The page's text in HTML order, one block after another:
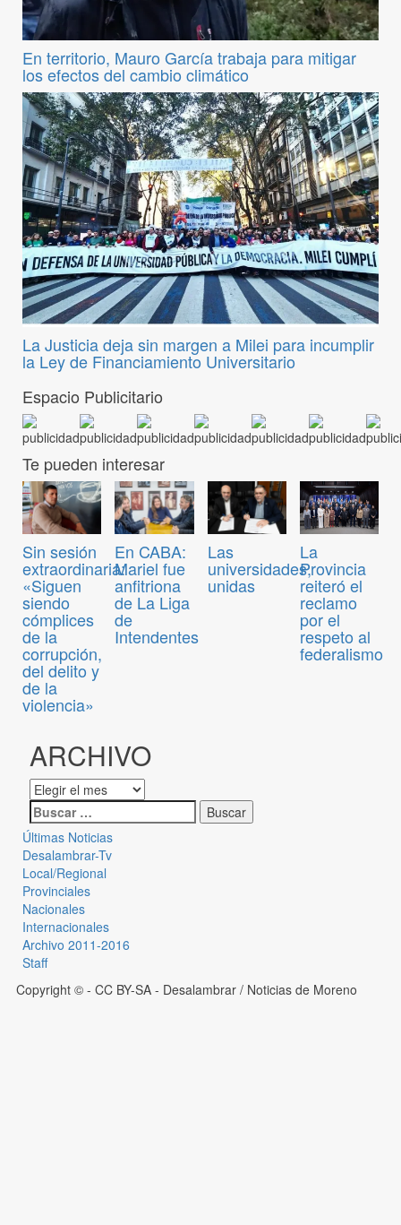
En territorio, Mauro García trabaja para mitigar
los efectos del cambio climático
La Justicia deja sin margen a Milei para incumplir
la Ley de Financiamiento Universitario
Espacio Publicitario
Te pueden interesar
Sin sesión
extraordinaria:
«Siguen
siendo
cómplices
de la
corrupción,
del delito y
de la
violencia»
En CABA:
Mariel fue
anfitriona
de La Liga
de
Intendentes
Las
universidades,
unidas
La
Provincia
reiteró el
reclamo
por el
respeto al
federalismo
ARCHIVO
Últimas Noticias
Desalambrar-Tv
Local/Regional
Provinciales
Nacionales
Internacionales
Archivo 2011-2016
Staff
Copyright © - CC BY-SA - Desalambrar / Noticias de Moreno